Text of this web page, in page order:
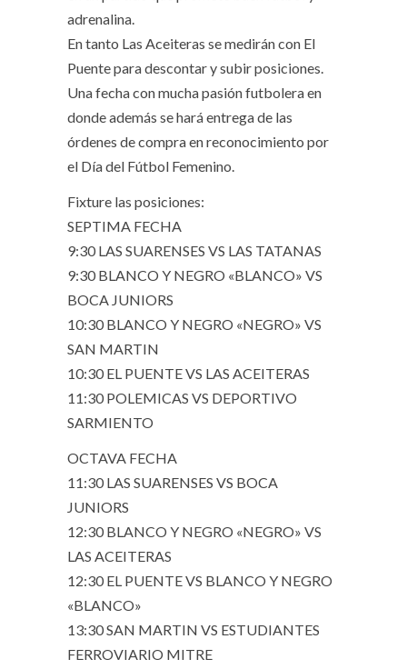
adrenalina.
En tanto Las Aceiteras se medirán con El
Puente para descontar y subir posiciones.
Una fecha con mucha pasión futbolera en
donde además se hará entrega de las
órdenes de compra en reconocimiento por
el Día del Fútbol Femenino.
Fixture las posiciones:
SEPTIMA FECHA
9:30 LAS SUARENSES VS LAS TATANAS
9:30 BLANCO Y NEGRO «BLANCO» VS
BOCA JUNIORS
10:30 BLANCO Y NEGRO «NEGRO» VS
SAN MARTIN
10:30 EL PUENTE VS LAS ACEITERAS
11:30 POLEMICAS VS DEPORTIVO
SARMIENTO
OCTAVA FECHA
11:30 LAS SUARENSES VS BOCA
JUNIORS
12:30 BLANCO Y NEGRO «NEGRO» VS
LAS ACEITERAS
12:30 EL PUENTE VS BLANCO Y NEGRO
«BLANCO»
13:30 SAN MARTIN VS ESTUDIANTES
FERROVIARIO MITRE